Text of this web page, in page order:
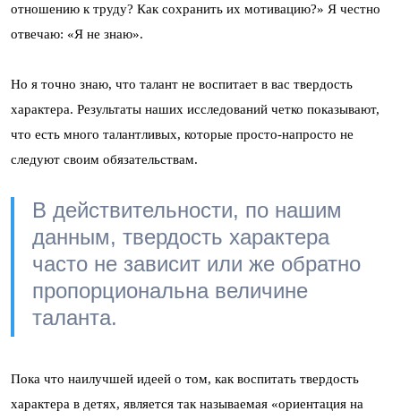
отношению к труду? Как сохранить их мотивацию?» Я честно
отвечаю: «Я не знаю».
Но я точно знаю, что талант не воспитает в вас твердость
характера. Результаты наших исследований четко показывают,
что есть много талантливых, которые просто-напросто не
следуют своим обязательствам.
В действительности, по нашим
данным, твердость характера
часто не зависит или же обратно
пропорциональна величине
таланта.
Пока что наилучшей идеей о том, как воспитать твердость
характера в детях, является так называемая «ориентация на